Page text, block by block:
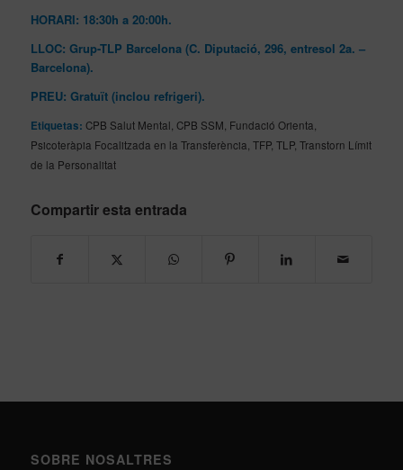
HORARI: 18:30h a 20:00h.
LLOC: Grup-TLP Barcelona (C. Diputació, 296, entresol 2a. –
Barcelona).
PREU: Gratuït (inclou refrigeri).
Etiquetas: CPB Salut Mental CPB SSM Fundació Orienta
Psicoteràpia Focalitzada en la Transferència TFP, TLP, Transtorn Límit
de la Personalitat
Compartir esta entrada
SOBRE NOSALTRES